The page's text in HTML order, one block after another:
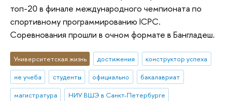
топ-20 в финале международного чемпионата по
спортивному программированию ICPC.
Соревнования прошли в очном формате в Бангладеш.
Университетская жизнь достижения
конструктор успеха
не учеба
студенты официально
бакалавриат
магистратура
НИУ ВШЭ в Санкт-Петербурге